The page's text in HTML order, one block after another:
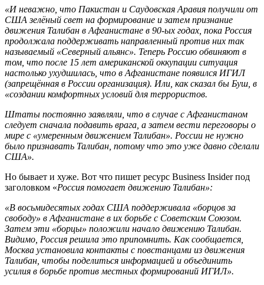
«И неважно, что Пакистан и Саудовская Аравия получили от
США зелёный свет на формирование и затем признание
движения Талибан в Афганистане в 90-ых годах, пока Россия
продолжала поддерживать направленный против них так
называемый «Северный альянс». Теперь Россию обвиняют в
том, что после 15 лет американской оккупации ситуация
настолько ухудшилась, что в Афганистане появился ИГИЛ
(запрещённая в России организация). Или, как сказал бы Буш, в
«создании комфортных условий для террористов.
Штаты постоянно заявляли, что в случае с Афганистаном
следует сначала подавить врага, а затем вести переговоры о
мире с «умеренным движением Талибан». России не нужно
было признавать Талибан, потому что это уже давно сделали
США».
Но бывает и хуже. Вот что пишет ресурс Business Insider под
заголовком «Россия помогает движению Талибан»:
«В восьмидесятых годах США поддерживала «борцов за
свободу» в Афганистане в их борьбе с Советским Союзом.
Затем эти «борцы» положили начало движению Талибан.
Видимо, Россия решила это припомнить. Как сообщается,
Москва установила контакты с повстанцами из движения
Талибан, чтобы поделиться информацией и объединить
усилия в борьбе против местных формирований ИГИЛ».